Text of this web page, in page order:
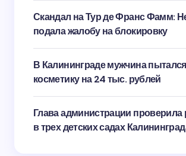
Скандал на Тур де Франс Фамм:
подала жалобу на блокировку
В Калининграде мужчина
косметику на 24 тыс. рублей
Глава администрации проверила
в трех детских садах